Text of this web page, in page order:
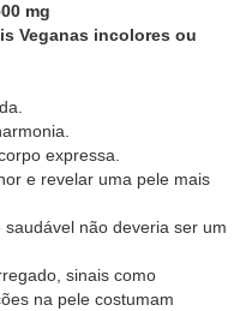
mg
Veganas incolores ou
expressa.
e revelar uma pele mais
não deveria ser um
sinais como
na pele costumam